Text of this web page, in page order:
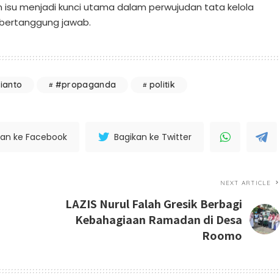
menjadi kunci utama dalam perwujudan tata kelola
jawab.
#propaganda politik
ke Facebook Bagikan ke Twitter
NEXT ARTICLE
LAZIS Nurul Falah Gresik Berbagi
Kebahagiaan Ramadan di Desa
Roomo